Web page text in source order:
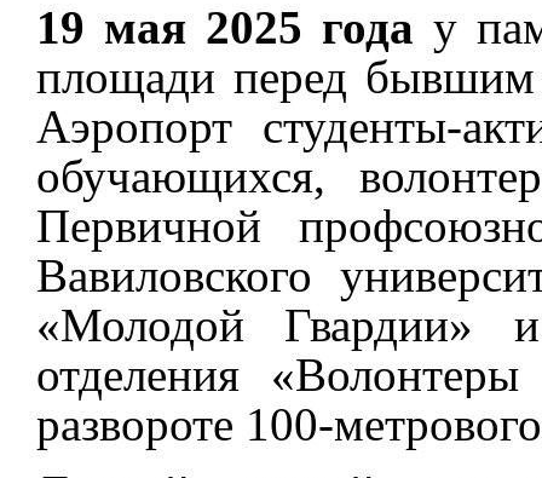
19 мая 2025 года у
площади перед бывшим
Аэропорт студенты-
обучающихся,
Первичной
Вавиловского
«Молодой Гвардии» и
отделения
развороте 100-